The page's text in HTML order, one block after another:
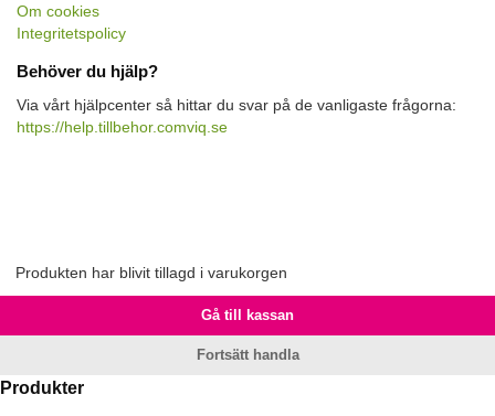
Om cookies
Integritetspolicy
Behöver du hjälp?
Via vårt hjälpcenter så hittar du svar på de vanligaste frågorna:
https://help.tillbehor.comviq.se
Produkten har blivit tillagd i varukorgen
Gå till kassan
Fortsätt handla
Produkter